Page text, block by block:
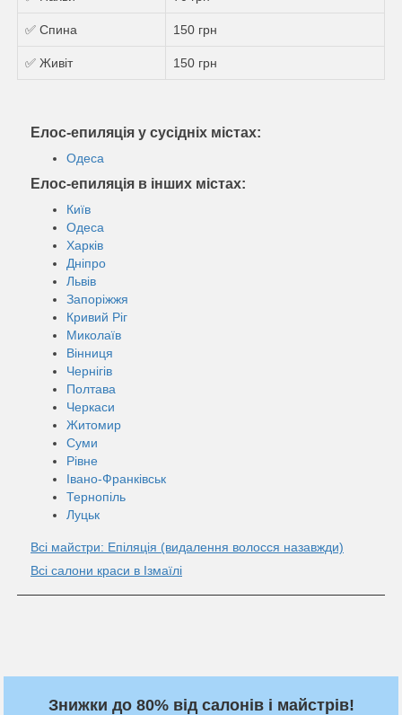
✅ Спина 150 грн
✅ Живіт 150 грн
Елос-епиляція у сусідніх містах:
Одеса
Елос-епиляція в інших містах:
Київ
Одеса
Харків
Дніпро
Львів
Запоріжжя
Кривий Ріг
Миколаїв
Вінниця
Чернігів
Полтава
Черкаси
Житомир
Суми
Рівне
Івано-Франківськ
Тернопіль
Луцьк
Всі майстри: Епіляція (видалення волосся назавжди)
Всі салони краси в Ізмаїлі
Знижки до 80% від салонів і майстрів!